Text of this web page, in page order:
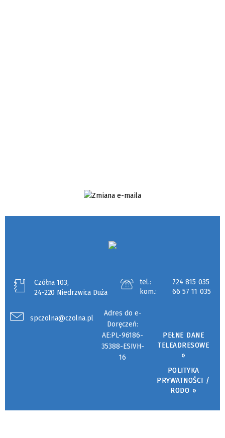
Czółna 103,
24-220 Niedrzwica Duża
tel.:
724 815 035
kom.:
66 57 11 035
spczolna@czolna.pl
Adres do e-
Doręczeń:
AE:PL-96186-
35388-ESIVH-
16
PEŁNE DANE
TELEADRESOWE
»
POLITYKA
PRYWATNOŚCI /
RODO »